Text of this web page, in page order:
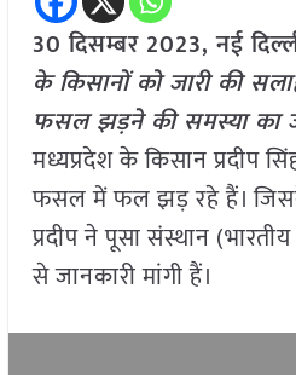
30 दिसम्बर 2023, नई
के किसानों को जारी की
फसल झड़ने की समस्या का
मध्यप्रदेश के किसान प्रदीप
फसल में फल झड़ रहे हैं।
प्रदीप ने पूसा संस्थान
से जानकारी मांगी हैं।